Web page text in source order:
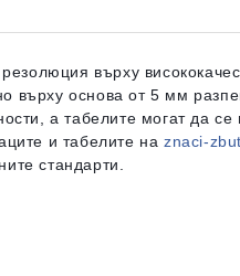
върху
върху основа от 5 мм
а табелите могат да
и табелите на znaci-
стандарти.